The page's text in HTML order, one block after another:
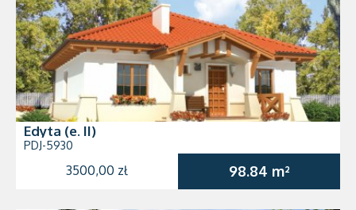
Edyta (e. II)
PDJ-5930
3500,00 zł 98.84 m²